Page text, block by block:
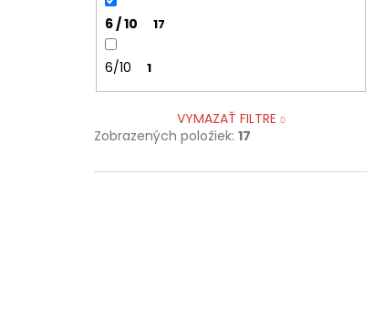
6 / 10 17
6/10 1
VYMAZAŤ FILTRE
Zobrazených položiek: 17